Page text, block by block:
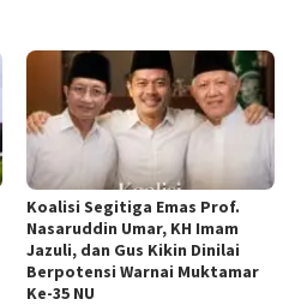
Koalisi Segitiga Emas Prof.
Nasaruddin Umar, KH Imam
Jazuli, dan Gus Kikin Dinilai
Berpotensi Warnai Muktamar
Ke-35 NU